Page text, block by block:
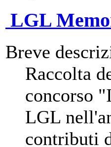
LGL
Breve
Raccolta
concorso
LGL
contributi